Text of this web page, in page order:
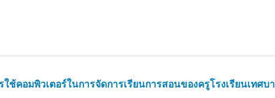
คอมพิวเตอร์ในการจัดการเรียนการสอนของครูโรงเรียนเทศบ